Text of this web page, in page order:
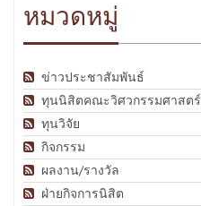
หมวดหมู่
ข่าวประชาสัมพันธ์
ทุนนิสิตคณะวิศวกรรมศาสตร์
ทุนวิจัย
กิจกรรม
ผลงาน/รางวัล
ฝ่ายกิจการนิสิต